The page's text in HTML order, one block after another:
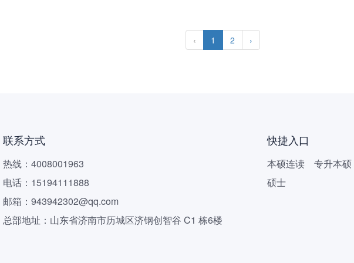
‹ 1 2 ›
联系方式
热线：4008001963
电话：15194111888
邮箱：943942302@qq.com
总部地址：山东省济南市历城区济钢创智谷 C1 栋6楼
快捷入口
本硕连读
专升本硕
硕士